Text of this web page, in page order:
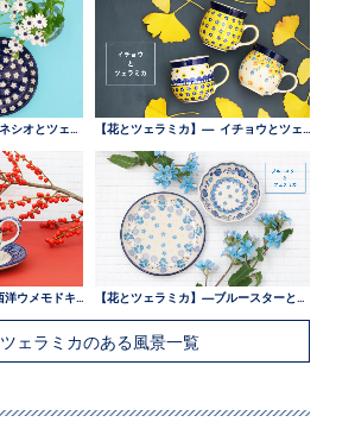
ツェラミカのある風景一覧